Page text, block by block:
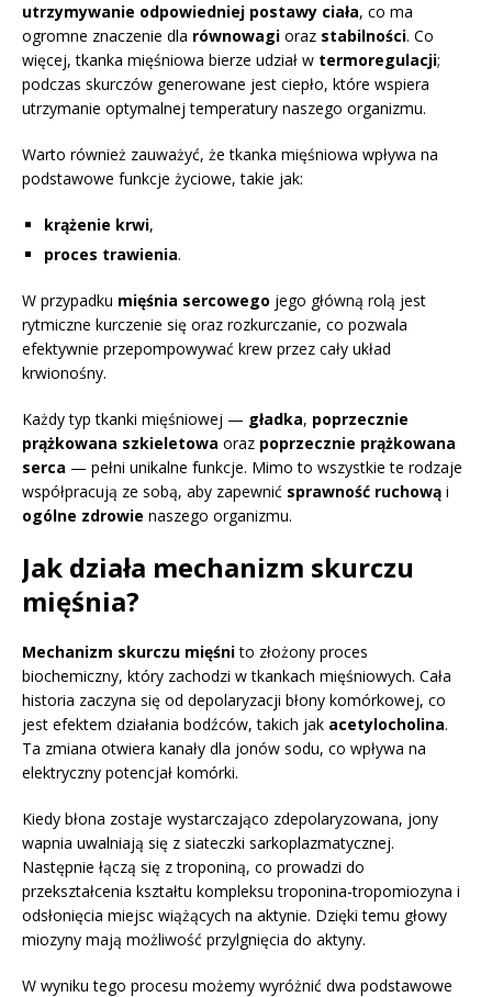
utrzymywanie odpowiedniej postawy ciała, co ma
ogromne znaczenie dla równowagi oraz stabilności. Co
więcej, tkanka mięśniowa bierze udział w termoregulacji;
podczas skurczów generowane jest ciepło, które wspiera
utrzymanie optymalnej temperatury naszego organizmu.
Warto również zauważyć, że tkanka mięśniowa wpływa na
podstawowe funkcje życiowe, takie jak:
krążenie krwi,
proces trawienia.
W przypadku mięśnia sercowego jego główną rolą jest
rytmiczne kurczenie się oraz rozkurczanie, co pozwala
efektywnie przepompowywać krew przez cały układ
krwionośny.
Każdy typ tkanki mięśniowej — gładka, poprzecznie
prążkowana szkieletowa oraz poprzecznie prążkowana
serca — pełni unikalne funkcje. Mimo to wszystkie te rodzaje
współpracują ze sobą, aby zapewnić sprawność ruchową i
ogólne zdrowie naszego organizmu.
Jak działa mechanizm skurczu
mięśnia?
Mechanizm skurczu mięśnito złożony proces
biochemiczny, który zachodzi w tkankach mięśniowych. Cała
historia zaczyna się od depolaryzacji błony komórkowej, co
jest efektem działania bodźców, takich jak acetylocholina.
Ta zmiana otwiera kanały dla jonów sodu, co wpływa na
elektryczny potencjał komórki.
Kiedy błona zostaje wystarczająco zdepolaryzowana, jony
wapnia uwalniają się z siateczki sarkoplazmatycznej.
Następnie łączą się z troponiną, co prowadzi do
przekształcenia kształtu kompleksu troponina-tropomiozyna i
odsłonięcia miejsc wiążących na aktynie. Dzięki temu głowy
miozyny mają możliwość przylgnięcia do aktyny.
W wyniku tego procesu możemy wyróżnić dwa podstawowe